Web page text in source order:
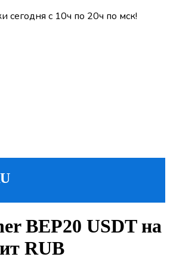
сегодня с 10ч по 20ч по мск!
BEP20 USDT на
RUB